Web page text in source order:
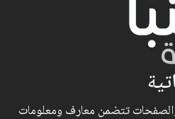
تتضمن معارف ومعلومات